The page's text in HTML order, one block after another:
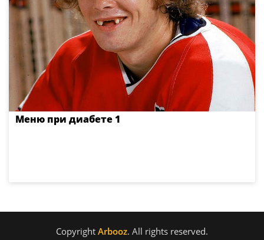
Меню при диабете 1
Copyright Arbooz. All rights reserved.